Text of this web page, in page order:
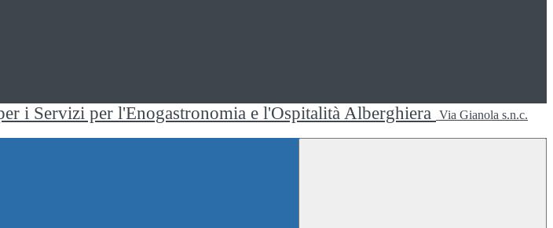
i Servizi per l'Enogastronomia e l'Ospitalità Alberghiera Via Gianola s.n.c.